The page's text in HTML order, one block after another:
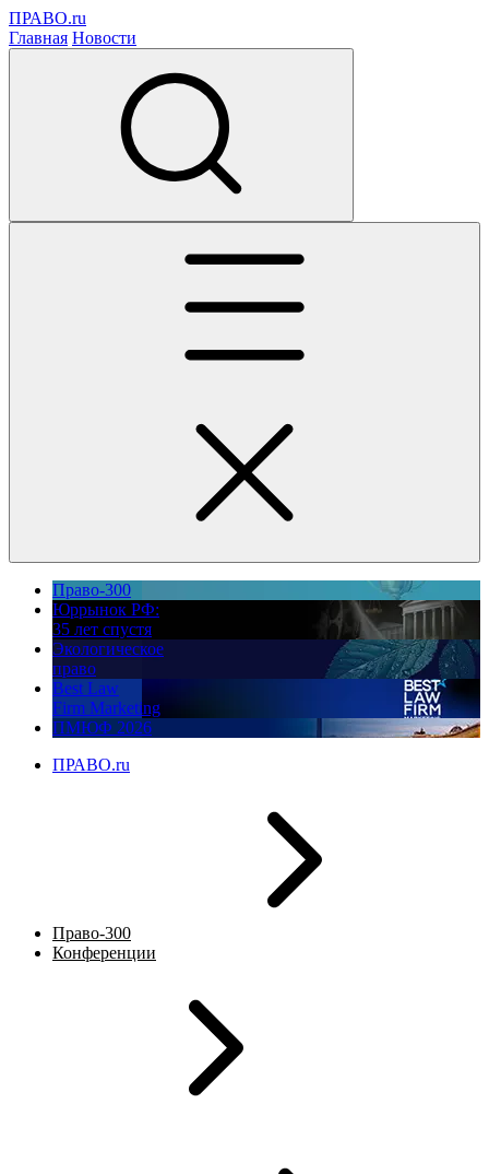
ПРАВО.ru
Главная Новости
Право-300
Юррынок РФ:
35 лет спустя
Экологическое
право
Best Law
Firm Marketing
ПМЮФ 2026
ПРАВО.ru
Право-300
Конференции